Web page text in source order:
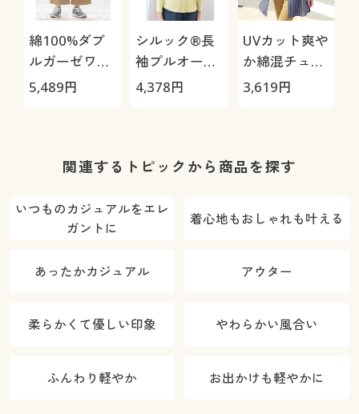
綿100%ダブ
ルガーゼワイ
ドパンツ
5,489円
シルック®長
袖プルオーバ
ー
4,378円
UVカット爽や
か綿混チュニ
ックシャツ
3,619円
関連するトピックから商品を探す
いつものカジュアルをエレ
ガントに
着心地もおしゃれも叶える
あったかカジュアル アウター
柔らかくて優しい印象 やわらかい風合い
ふんわり軽やか お出かけも軽やかに